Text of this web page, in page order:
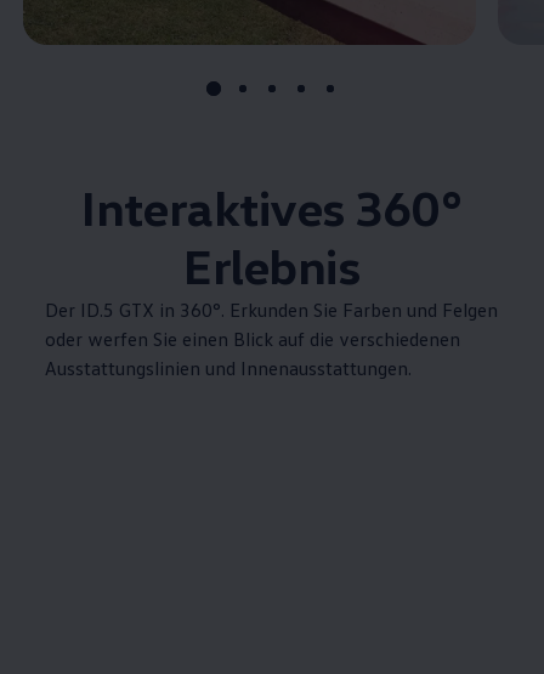
Interaktives 360°
Erlebnis
Der ID.5 GTX in 360°. Erkunden Sie Farben und Felgen
oder werfen Sie einen Blick auf die verschiedenen
Ausstattungslinien und Innenausstattungen.